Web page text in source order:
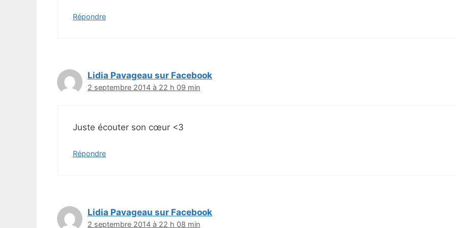
Répondre
Lidia Pavageau sur Facebook
2 septembre 2014 à 22 h 09 min
Juste écouter son cœur <3
Répondre
Lidia Pavageau sur Facebook
2 septembre 2014 à 22 h 08 min